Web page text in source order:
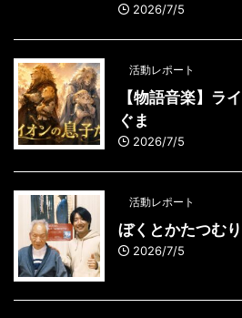
2026/7/5
活動レポート
【物語音楽】ラ
ぐま
2026/7/5
活動レポート
ぼくとかたつむり
2026/7/5